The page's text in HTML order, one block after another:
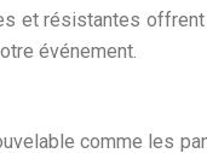
et résistantes
événement.
comme les